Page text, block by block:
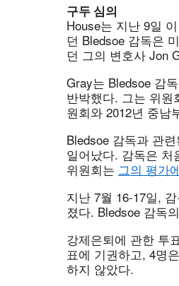
구두 심의
House는 지난 9일
던 Bledsoe 감독은
던 그의 변호사 Jon
Gray는 Bledsoe 감
반박했다. 그는 위원
원회와 2012년 중남
Bledsoe 감독과 관
일어났다. 감독은 처
위원회는 그의 평가
지난 7월 16-17일,
졌다. Bledsoe 감독
강제은퇴에 관한 투
표에 기권하고, 4명
하지 않았다.